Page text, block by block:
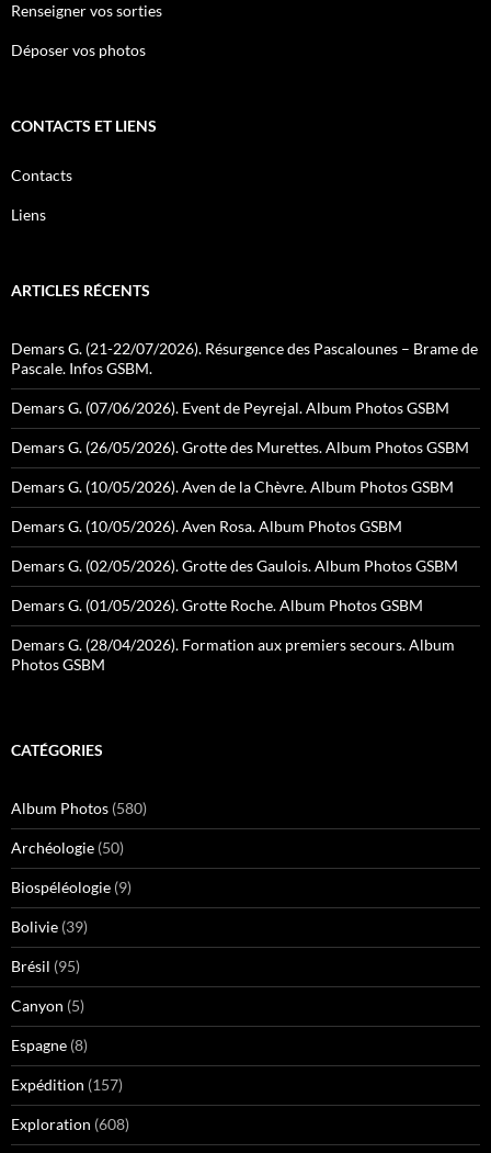
Renseigner vos sorties
Déposer vos photos
CONTACTS ET LIENS
Contacts
Liens
ARTICLES RÉCENTS
Demars G. (21-22/07/2026). Résurgence des Pascalounes – Brame de
Pascale. Infos GSBM.
Demars G. (07/06/2026). Event de Peyrejal. Album Photos GSBM
Demars G. (26/05/2026). Grotte des Murettes. Album Photos GSBM
Demars G. (10/05/2026). Aven de la Chèvre. Album Photos GSBM
Demars G. (10/05/2026). Aven Rosa. Album Photos GSBM
Demars G. (02/05/2026). Grotte des Gaulois. Album Photos GSBM
Demars G. (01/05/2026). Grotte Roche. Album Photos GSBM
Demars G. (28/04/2026). Formation aux premiers secours. Album
Photos GSBM
CATÉGORIES
Album Photos (580)
Archéologie (50)
Biospéléologie (9)
Bolivie (39)
Brésil (95)
Canyon (5)
Espagne (8)
Expédition (157)
Exploration (608)